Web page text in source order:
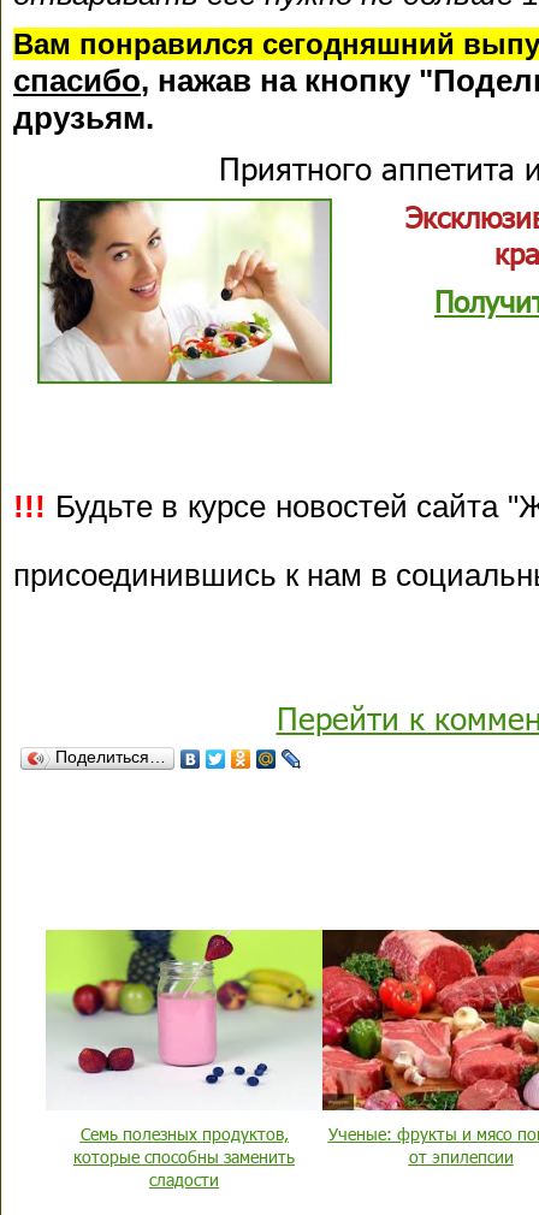
Вам понравился сегодняшний
спасибо, нажав на кнопку
друзьям.
Приятного аппетита
!!! Будьте в курсе новостей сайта
присоединившись к нам в
Перейти к
Поделиться…
Семь полезных продуктов,
которые способны заменить
сладости
Ученые: фрукты и мясо
от эпилепсии